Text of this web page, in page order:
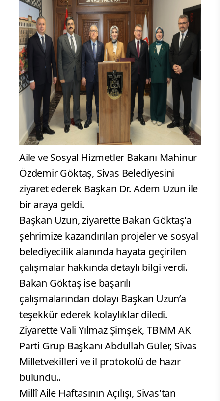
Aile ve Sosyal Hizmetler Bakanı Mahinur
Özdemir Göktaş, Sivas Belediyesini
ziyaret ederek Başkan Dr. Adem Uzun ile
bir araya geldi.
Başkan Uzun, ziyarette Bakan Göktaş’a
şehrimize kazandırılan projeler ve sosyal
belediyecilik alanında hayata geçirilen
çalışmalar hakkında detaylı bilgi verdi.
Bakan Göktaş ise başarılı
çalışmalarından dolayı Başkan Uzun’a
teşekkür ederek kolaylıklar diledi.
Ziyarette Vali Yılmaz Şimşek, TBMM AK
Parti Grup Başkanı Abdullah Güler, Sivas
Milletvekilleri ve il protokolü de hazır
bulundu..
Millî Aile Haftasının Açılışı, Sivas'tan